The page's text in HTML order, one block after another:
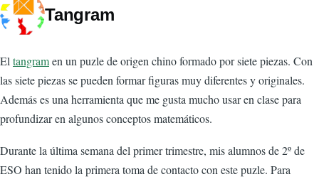
Tangram
El tangramen un puzle de origen chino formado por siete piezas. Con
las siete piezas se pueden formar figuras muy diferentes y originales.
Además es una herramienta que me gusta mucho usar en clase para
profundizar en algunos conceptos matemáticos.
Durante la última semana del primer trimestre, mis alumnos de 2º de
ESO han tenido la primera toma de contacto con este puzle. Para